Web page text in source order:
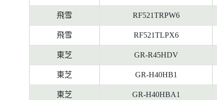
號
的
飛雪 RF521TRPW6
飛雪 RF521TLPX6
東芝 GR-R45HDV
東芝 GR-H40HB1
東芝 GR-H40HBA1